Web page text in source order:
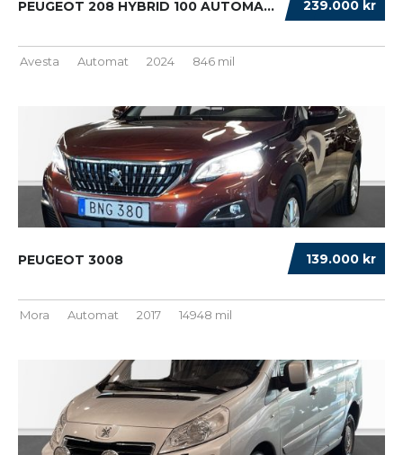
239.000 kr
PEUGEOT 208 HYBRID 100 AUTOMAT/ ADAPTIV FART...
Avesta Automat 2024 846 mil
139.000 kr
PEUGEOT 3008
Mora Automat 2017 14948 mil